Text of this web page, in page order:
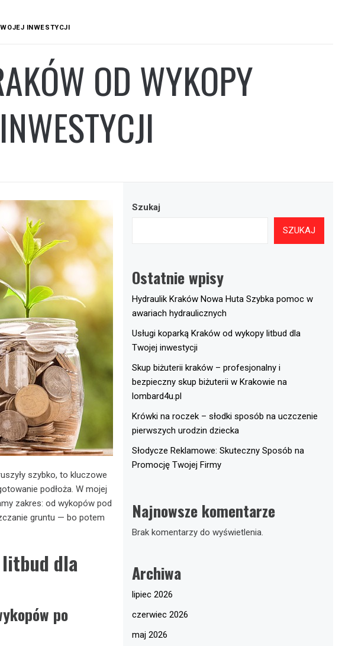
INWESTYCJI
OD WYKOPY
szybko, to kluczowe
podłoża. W mojej
zakres: od wykopów pod
gruntu — bo potem
litbud dla
po
Szukaj
SZUKAJ
Ostatnie wpisy
Hydraulik Kraków Nowa Huta Szybka pomoc w
awariach hydraulicznych
Usługi koparką Kraków od wykopy litbud dla
Twojej inwestycji
Skup biżuterii kraków – profesjonalny i
bezpieczny skup biżuterii w Krakowie na
lombard4u.pl
Krówki na roczek – słodki sposób na uczczenie
pierwszych urodzin dziecka
Słodycze Reklamowe: Skuteczny Sposób na
Promocję Twojej Firmy
Najnowsze komentarze
Brak komentarzy do wyświetlenia.
Archiwa
lipiec 2026
czerwiec 2026
maj 2026